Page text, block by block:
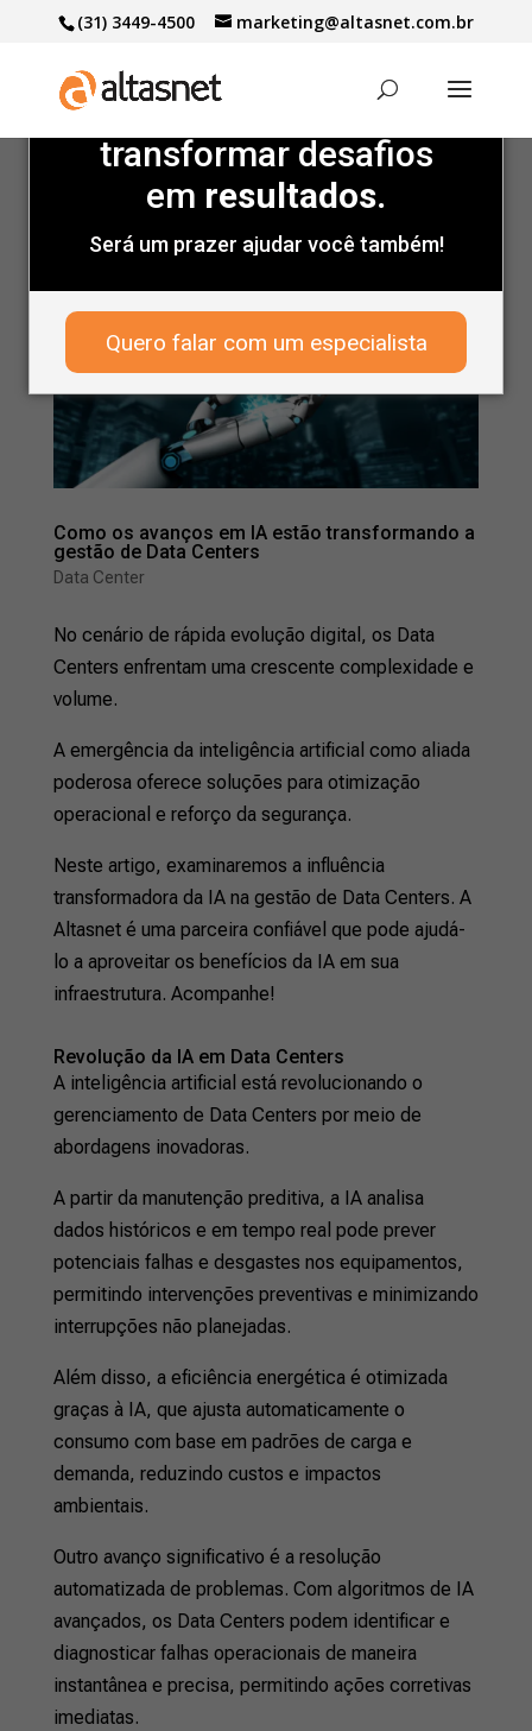
Marcas de peso
confiam
transformar desafios
em resultados.
Será um prazer ajudar você também!
Quero falar com um especialista
(31) 3449-4500 marketing@altasnet.com.br
Como os avanços em IA estão transformando a
gestão de Data Centers
Data Center
No cenário de rápida evolução digital, os Data
Centers enfrentam uma crescente complexidade e
volume.
A emergência da inteligência artificial como aliada
poderosa oferece soluções para otimização
operacional e reforço da segurança.
Neste artigo, examinaremos a influência
transformadora da IA na gestão de Data Centers. A
Altasnet é uma parceira confiável que pode ajudá-
lo a aproveitar os benefícios da IA em sua
infraestrutura. Acompanhe!
Revolução da IA em Data Centers
A inteligência artificial está revolucionando o
gerenciamento de Data Centers por meio de
abordagens inovadoras.
A partir da manutenção preditiva, a IA analisa
dados históricos e em tempo real pode prever
potenciais falhas e desgastes nos equipamentos,
permitindo intervenções preventivas e minimizando
interrupções não planejadas.
Além disso, a eficiência energética é otimizada
graças à IA, que ajusta automaticamente o
consumo com base em padrões de carga e
demanda, reduzindo custos e impactos
ambientais.
Outro avanço significativo é a resolução
automatizada de problemas. Com algoritmos de IA
avançados, os Data Centers podem identificar e
diagnosticar falhas operacionais de maneira
instantânea e precisa, permitindo ações corretivas
imediatas.